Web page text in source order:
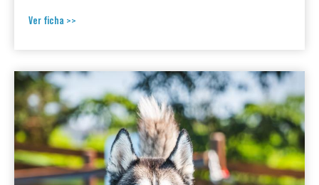
Ver ficha >>